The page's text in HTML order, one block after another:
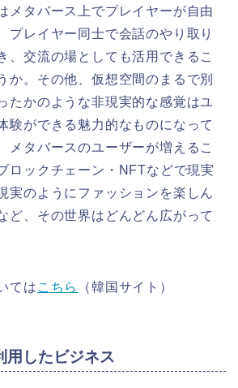
メタバース上でプレイヤーが自由
プレイヤー同士で会話のやり取り
、交流の場としても活用できるこ
か。その他、仮想空間のまるで別
たかのような非現実的な感覚はユ
験ができる魅力的なものになって
メタバースのユーザーが増えるこ
ロックチェーン・NFTなどで現実
実のようにファッションを楽しん
ど、その世界はどんどん広がって
ては こちら （韓国サイト）
用したビジネス